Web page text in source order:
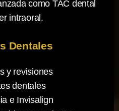
como TAC dental
intraoral.
Dentales
y revisiones
dentales
e Invisalign